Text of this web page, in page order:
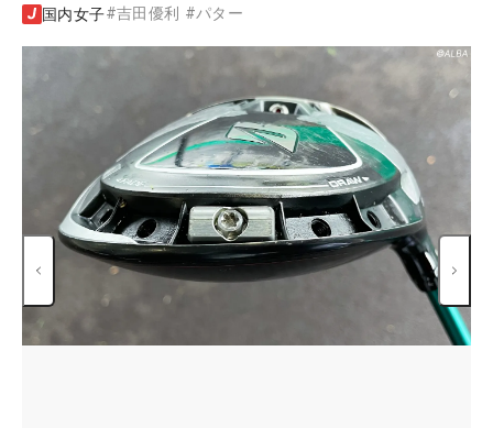
国内女子#吉田優利 #パター